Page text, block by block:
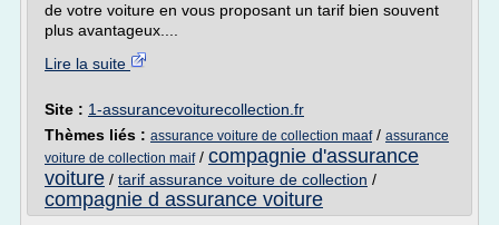
de votre voiture en vous proposant un tarif bien souvent
plus avantageux....
Lire la suite
Site : 1-assurancevoiturecollection.fr
Thèmes liés : assurance voiture de collection maaf/ assurance
voiture de collection maif/ compagnie d'assurance
voiture / tarif assurance voiture de collection /
compagnie d assurance voiture